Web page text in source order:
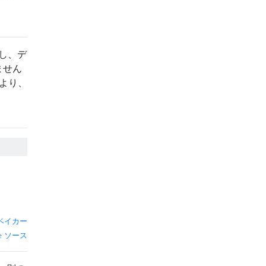
、デ
せん
り、
イカー
ソース